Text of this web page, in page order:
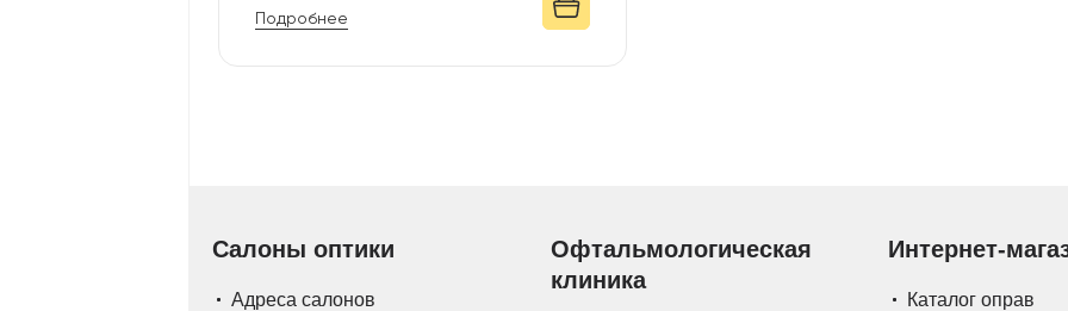
Подробнее
Салоны оптики
Адреса салонов
Офтальмологическая
клиника
Интернет-
Каталог оправ